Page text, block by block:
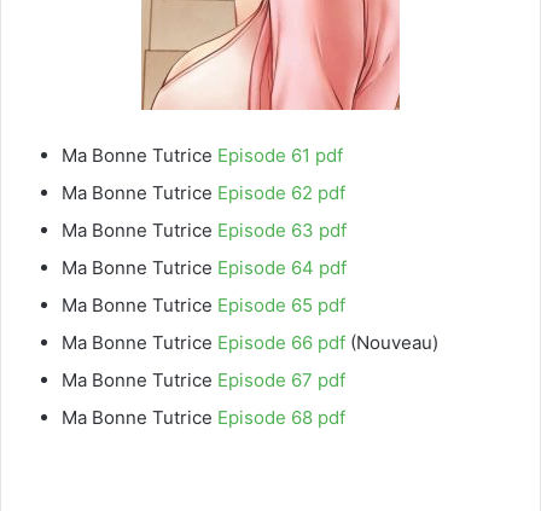
Ma Bonne Tutrice Episode 61 pdf
Ma Bonne Tutrice Episode 62 pdf
Ma Bonne Tutrice Episode 63 pdf
Ma Bonne Tutrice Episode 64 pdf
Ma Bonne Tutrice Episode 65 pdf
Ma Bonne Tutrice Episode 66 pdf (Nouveau)
Ma Bonne Tutrice Episode 67 pdf
Ma Bonne Tutrice Episode 68 pdf